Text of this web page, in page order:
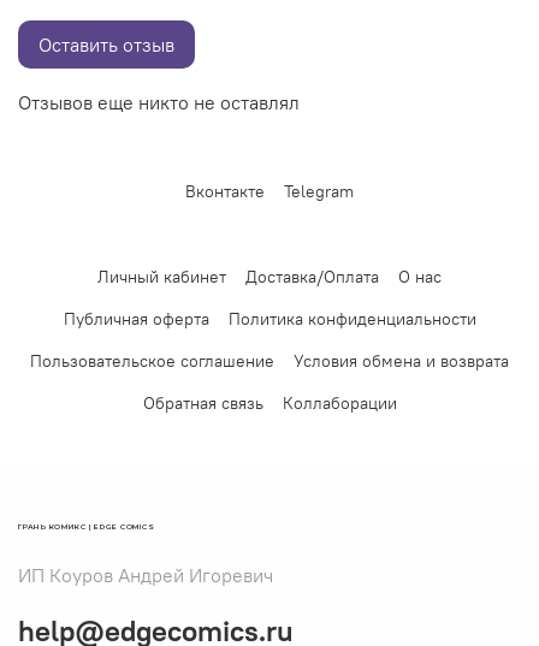
Отзывов еще никто не оставлял
Оставить отзыв
Вконтакте Telegram
Личный кабинет Доставка/Оплата
О нас
Публичная оферта
Политика конфиденциальности
Пользовательское соглашение
Условия обмена и возврата
Обратная связь
Коллаборации
ГРАНЬ КОМИКС | EDGE COMICS
ИП Коуров Андрей Игоревич
help@edgecomics.ru